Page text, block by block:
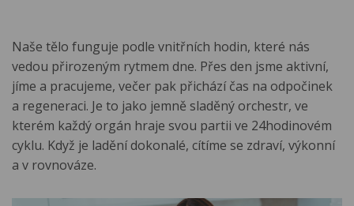
Naše tělo funguje podle vnitřních hodin, které nás
vedou přirozeným rytmem dne. Přes den jsme aktivní,
jíme a pracujeme, večer pak přichází čas na odpočinek
a regeneraci. Je to jako jemně sladěný orchestr, ve
kterém každý orgán hraje svou partii ve 24hodinovém
cyklu. Když je ladění dokonalé, cítíme se zdraví, výkonní
a v rovnováze.